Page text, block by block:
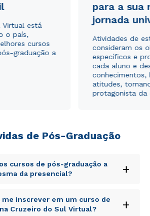
Virtual está
o país,
cursos
graduação a
para a sua
jornada
Atividades de
consideram os
específicos e
cada aluno e
conhecimentos,
atitudes,
protagonista da
de Pós-Graduação
cursos de pós-graduação a
da presencial?
+
unde omnis iste natus error sit
doloremque laudantium,
me inscrever em um curso de
Cruzeiro do Sul Virtual?
+
com a Política de Privacidade.e
dados sejam utilizados para o
da Cruzeiro do Sul.